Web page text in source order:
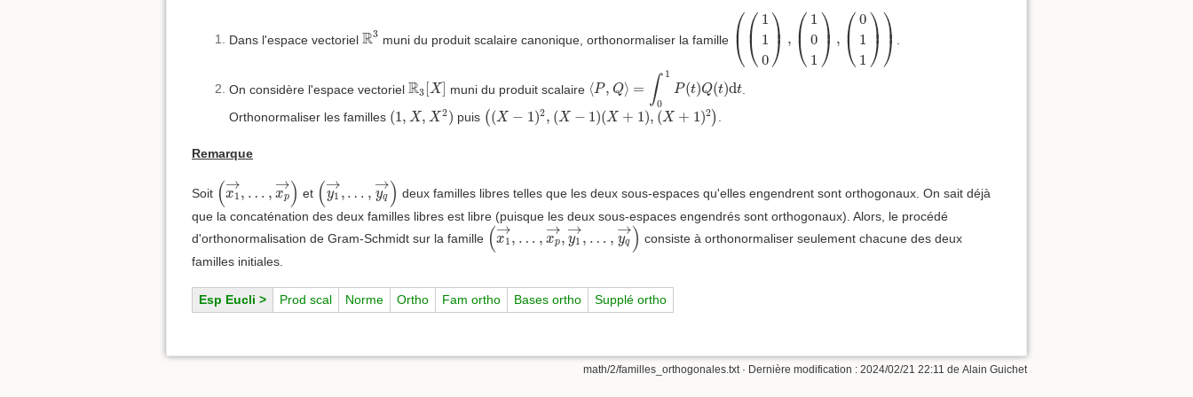
Dans l'espace vectoriel R3
R3
muni du produit scalaire canonique, orthonormaliser la famille ⎛
⎜
⎝
⎛
⎜
⎝
1
1
0
⎞⎟
⎠ , ⎛
⎜
⎝
1
0
1
⎞⎟
⎠ , ⎛
⎜
⎝
0
1
1
⎞⎟
⎠
⎞⎟
⎠
(1 10) , 1) ,( 0 )
On considère l'espace vectoriel R3 X
R [X] muni du produit scalaire ⟨P, Q⟩ = ∫ 1
0
P(t)Q(t)dt
P (
.
Orthonormaliser les familles (1, X, X 2)
(1 X, 2)
puis ( (X − 1)2, (X − 1)(X + 1), (X + 1)2)
((X− 2 ,(X −1 X+ 1),( X + 1)2)
.
Remarque
Soit (→
x1 , … ,
→
xp )
(x 1→ p→
et (→
y1 , … ,
→
yq )
(y 1→ yq→
deux familles libres telles que les deux sous-espaces qu'elles engendrent sont orthogonaux. On sait déjà
que la concaténation des deux familles libres est libre (puisque les deux sous-espaces engendrés sont orthogonaux). Alors, le procédé
d'orthonormalisation de Gram-Schmidt sur la famille (→
x1 , … ,
→
xp ,
→
y1 , … ,
→
yq )
(x1→,… xp →,y1→,…,yq→)
consiste à orthonormaliser seulement chacune des deux
familles initiales.
Esp Eucli > Prod scal Norme Ortho Fam ortho Bases ortho Supplé ortho
math/2/familles_orthogonales.txt· Dernière modification : 2024/02/21 22:11 de Alain Guichet